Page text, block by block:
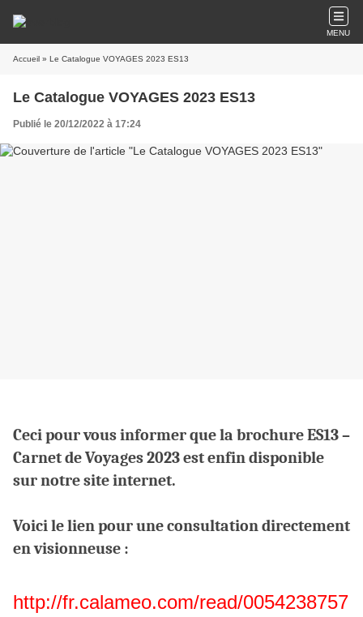
MENU
Accueil » Le Catalogue VOYAGES 2023 ES13
Le Catalogue VOYAGES 2023 ES13
Publié le 20/12/2022 à 17:24
Ceci pour vous informer que la brochure ES13 –
Carnet de Voyages 2023 est enfin disponible
sur notre site internet.
Voici le lien pour une consultation directement
en visionneuse :
http://fr.calameo.com/read/0054238757